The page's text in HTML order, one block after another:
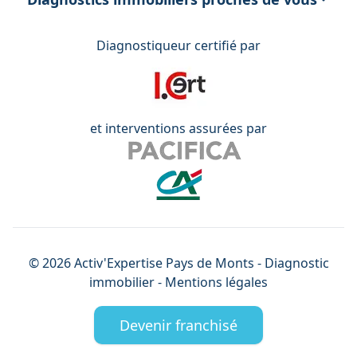
Diagnostiqueur certifié par
et interventions assurées par
©2026Activ'Expertise Pays de Monts - Diagnostic
immobilier - Mentions légales
Devenir franchisé